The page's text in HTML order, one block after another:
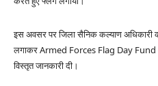
इस अवसर पर जिला सैनिक कल्याण
लगाकर Armed Forces Flag Day Fund
विस्तृत जानकारी दी।